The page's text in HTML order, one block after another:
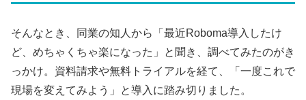
そんなとき、同業の知人から「最近Roboma導入したけ
ど、めちゃくちゃ楽になった」と聞き、調べてみたのがき
っかけ。資料請求や無料トライアルを経て、「一度これで
現場を変えてみよう」と導入に踏み切りました。